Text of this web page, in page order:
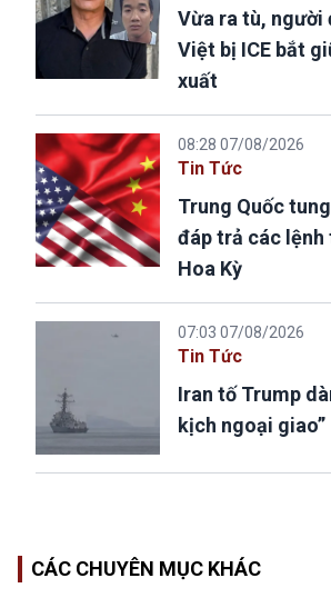
Vừa ra tù, người
Việt bị ICE bắt
xuất
08:28 07/08/2026
Tin Tức
Trung Quốc
đáp trả các
Hoa Kỳ
07:03 07/08/2026
Tin Tức
Iran tố Trump
kịch ngoại giao”
CÁC CHUYÊN MỤC KHÁC